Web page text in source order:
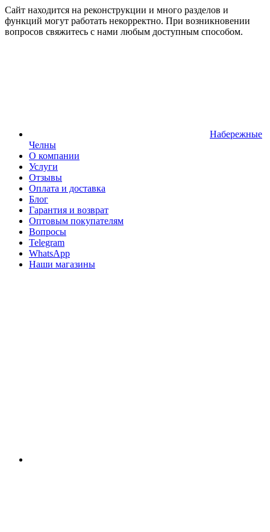
Сайт находится на реконструкции и много разделов и
функций могут работать некорректно. При возникновении
вопросов свяжитесь с нами любым доступным способом.
Набережные
Челны
О компании
Услуги
Отзывы
Оплата и доставка
Блог
Гарантия и возврат
Оптовым покупателям
Вопросы
Telegram
WhatsApp
Наши магазины